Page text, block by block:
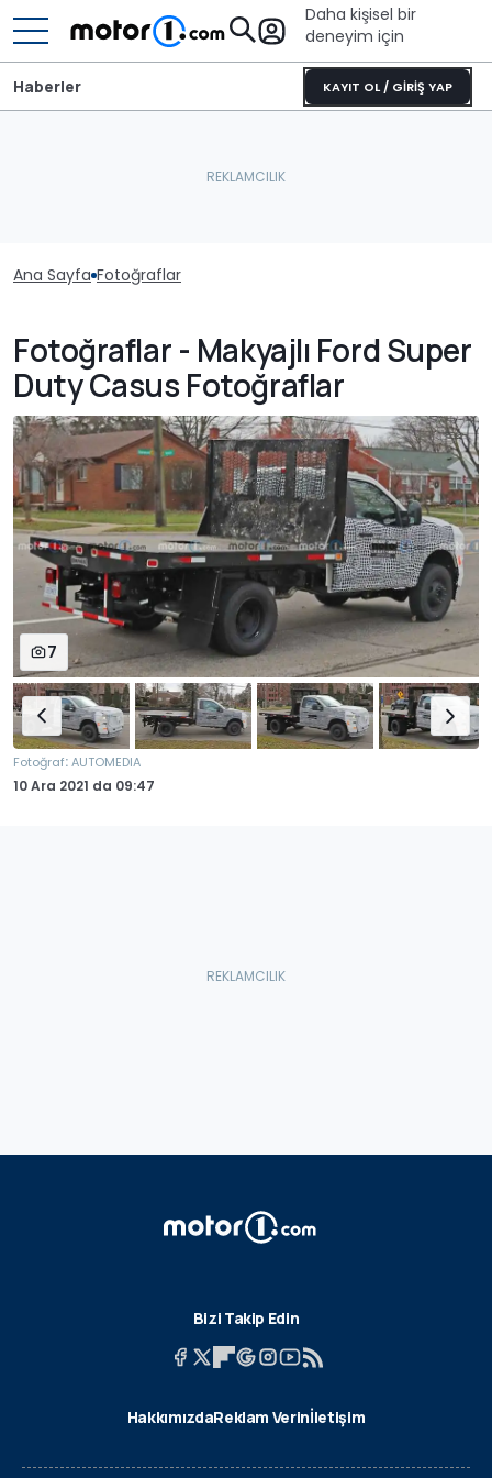
Daha kişisel bir
deneyim için
KAYIT OL / GİRİŞ YAP
Haberler
Ana Sayfa Fotoğraflar
Fotoğraflar - Makyajlı Ford Super
Duty Casus Fotoğraflar
7
Fotoğraf:AUTOMEDIA
10 Ara 2021 da 09:47
Bizi Takip Edin
HakkımızdaReklam Verinİletişim